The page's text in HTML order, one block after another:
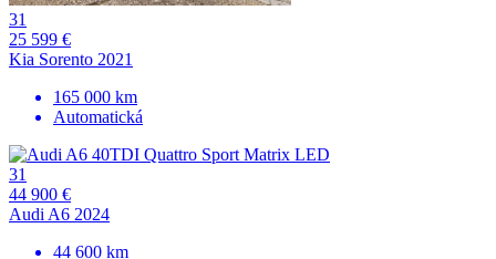
31
25 599 €
Kia Sorento 2021
165 000 km
Automatická
31
44 900 €
Audi A6 2024
44 600 km